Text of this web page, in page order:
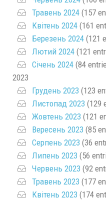
Травень 2024 (157
Квітень 2024 (161
Березень 2024 (121
Лютий 2024 (121
Січень 2024 (84
2023
Грудень 2023 (123
Листопад 2023 (129
Жовтень 2023 (121
Вересень 2023 (85
Серпень 2023 (36
Липень 2023 (56
Червень 2023 (92
Травень 2023 (177
Квітень 2023 (174